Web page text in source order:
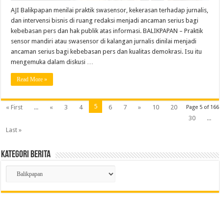
AJI Balikpapan menilai praktik swasensor, kekerasan terhadap jurnalis,
dan intervensi bisnis di ruang redaksi menjadi ancaman serius bagi
kebebasan pers dan hak publik atas informasi. BALIKPAPAN – Praktik
sensor mandiri atau swasensor di kalangan jurnalis dinilai menjadi
ancaman serius bagi kebebasan pers dan kualitas demokrasi. Isu itu
mengemuka dalam diskusi …
Read More »
Page 5 of 166
« First ... « 3 4 5 6 7 » 10
20
30
...
Last »
Kategori Berita
Kategori
Berita